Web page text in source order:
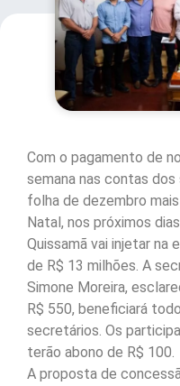
Com o pagamento de
semana nas contas
folha de dezembro
Natal, nos próximos
Quissamã vai injetar na
de R$ 13 milhões. A
Simone Moreira,
R$ 550, beneficiará
secretários. Os
terão abono de R$ 100.
A proposta de